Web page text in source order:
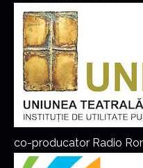
co-producator Radio